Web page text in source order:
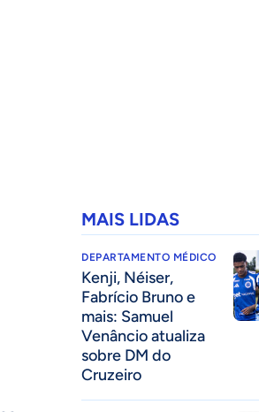
MAIS LIDAS
DEPARTAMENTO MÉDICO
Kenji, Néiser,
Fabrício Bruno e
mais: Samuel
Venâncio atualiza
sobre DM do
Cruzeiro